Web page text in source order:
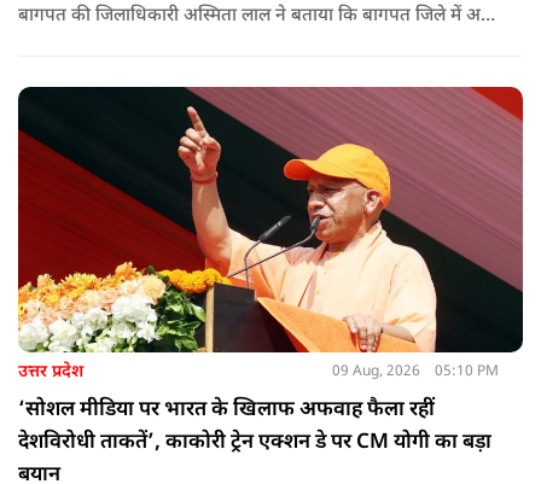
बागपत की जिलाधिकारी अस्मिता लाल ने बताया कि बागपत जिले में अब
उत्तर प्रदेश 09 Aug, 2026 05:10 PM
‘सोशल मीडिया पर भारत के खिलाफ अफवाह फैला रहीं
देशविरोधी ताकतें’, काकोरी ट्रेन एक्शन डे पर CM योगी का बड़ा
बयान